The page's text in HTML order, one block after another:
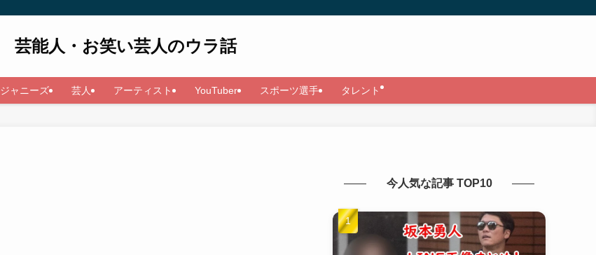
芸能人・お笑い芸人のウラ話
ジャニーズ 芸人 アーティスト YouTuber スポーツ選手 タレント
今人気な記事 TOP10